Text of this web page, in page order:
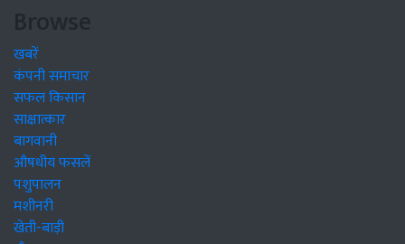
Browse
खबरें
कंपनी समाचार
सफल किसान
साक्षात्कार
बागवानी
औषधीय फसलें
पशुपालन
मशीनरी
खेती-बाड़ी